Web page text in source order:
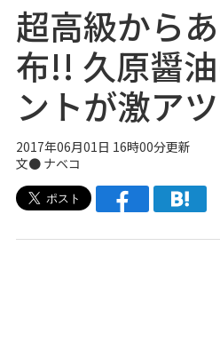
超高級から
布!! 久原醤
ントが激アツ
2017年06月01日 16時00分更新
文● ナベコ